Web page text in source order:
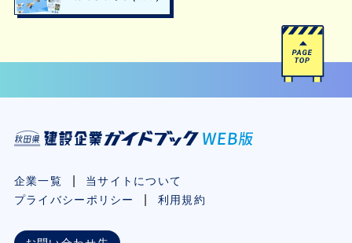
企業一覧
当サイトについて
プライバシーポリシー
利用規約